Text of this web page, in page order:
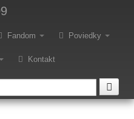
Fandom Poviedky
Kontakt